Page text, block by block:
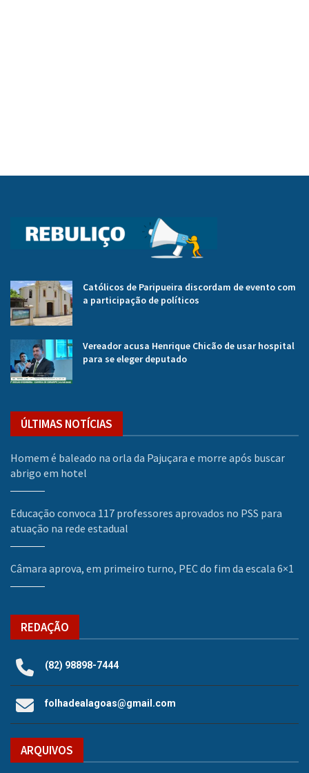
Católicos de Paripueira discordam de evento com
a participação de políticos
Vereador acusa Henrique Chicão de usar hospital
para se eleger deputado
ÚLTIMAS NOTÍCIAS
Homem é baleado na orla da Pajuçara e morre após buscar
abrigo em hotel
Educação convoca 117 professores aprovados no PSS para
atuação na rede estadual
Câmara aprova, em primeiro turno, PEC do fim da escala 6×1
REDAÇÃO
(82) 98898-7444
folhadealagoas@gmail.com
ARQUIVOS